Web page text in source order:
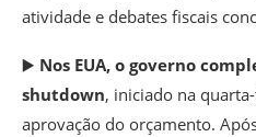
atividade e debates fiscais
▶️ Nos EUA, o governo
shutdown, iniciado na
aprovação do orçamento.